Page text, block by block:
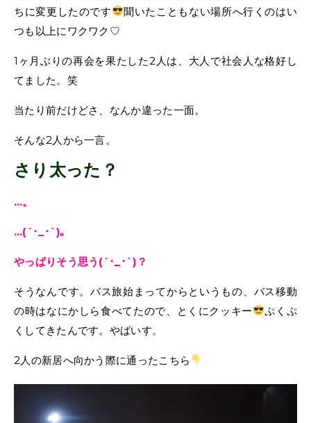
ちに変更したのです
聞いたこともない場所へ行くのはい
つも以上にワクワク♡
1ヶ月ぶりの再会を果たした2人は、大人で社会人な格好し
てました。笑
当たり前だけどさ、なんか違った一面。
そんな2人から一言。
さり太った？
…。
…(´･_･`)。
やっぱりそう思う(´･_･`)？
そうなんです。バス旅始まってからというもの、バス移動
の時はなにかしら食べてたので、とくにクッキー
ぷくぷ
くしてきたんです。やばいす。
2人の新居へ向かう際に通ったこちら